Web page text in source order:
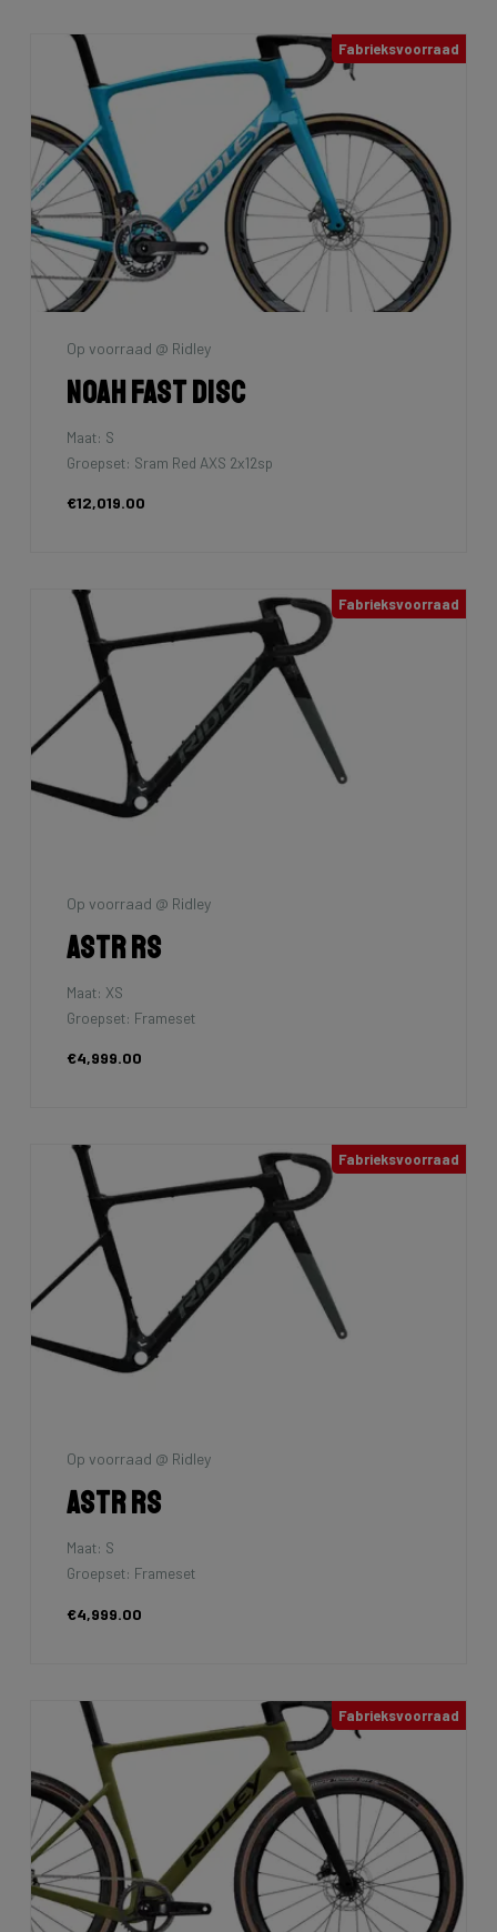
Fabrieksvoorraad
Op voorraad @ Ridley
Noah Fast Disc
Maat: S
Groepset: Sram Red AXS 2x12sp
€12,019.00
Fabrieksvoorraad
Op voorraad @ Ridley
Astr RS
Maat: XS
Groepset: Frameset
€4,999.00
Fabrieksvoorraad
Op voorraad @ Ridley
Astr RS
Maat: S
Groepset: Frameset
€4,999.00
Fabrieksvoorraad